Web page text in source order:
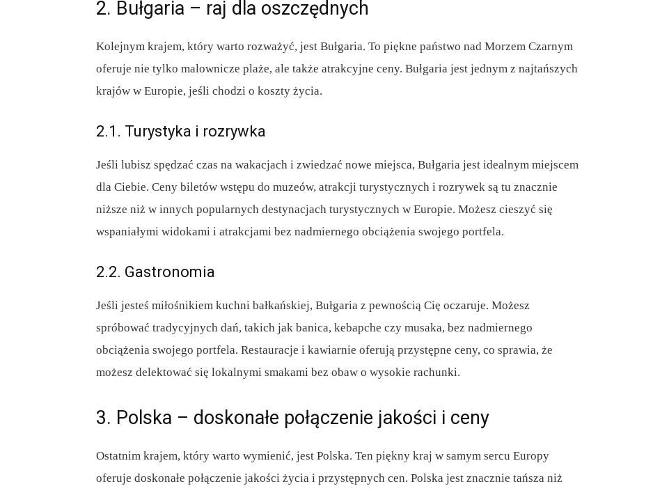
2. Bułgaria – raj dla oszczędnych
Kolejnym krajem, który warto rozważyć, jest Bułgaria. To piękne państwo nad Morzem Czarnym
oferuje nie tylko malownicze plaże, ale także atrakcyjne ceny. Bułgaria jest jednym z najtańszych
krajów w Europie, jeśli chodzi o koszty życia.
2.1. Turystyka i rozrywka
Jeśli lubisz spędzać czas na wakacjach i zwiedzać nowe miejsca, Bułgaria jest idealnym miejscem
dla Ciebie. Ceny biletów wstępu do muzeów, atrakcji turystycznych i rozrywek są tu znacznie
niższe niż w innych popularnych destynacjach turystycznych w Europie. Możesz cieszyć się
wspaniałymi widokami i atrakcjami bez nadmiernego obciążenia swojego portfela.
2.2. Gastronomia
Jeśli jesteś miłośnikiem kuchni bałkańskiej, Bułgaria z pewnością Cię oczaruje. Możesz
spróbować tradycyjnych dań, takich jak banica, kebapche czy musaka, bez nadmiernego
obciążenia swojego portfela. Restauracje i kawiarnie oferują przystępne ceny, co sprawia, że ​​
możesz delektować się lokalnymi smakami bez obaw o wysokie rachunki.
3. Polska – doskonałe połączenie jakości i ceny
Ostatnim krajem, który warto wymienić, jest Polska. Ten piękny kraj w samym sercu Europy
oferuje doskonałe połączenie jakości życia i przystępnych cen. Polska jest znacznie tańsza niż